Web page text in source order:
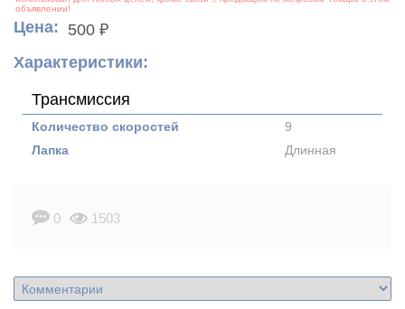
Цена: 500 ₽
Характеристики:
Трансмиссия
Количество скоростей
9
Лапка
Длинная
0 1503